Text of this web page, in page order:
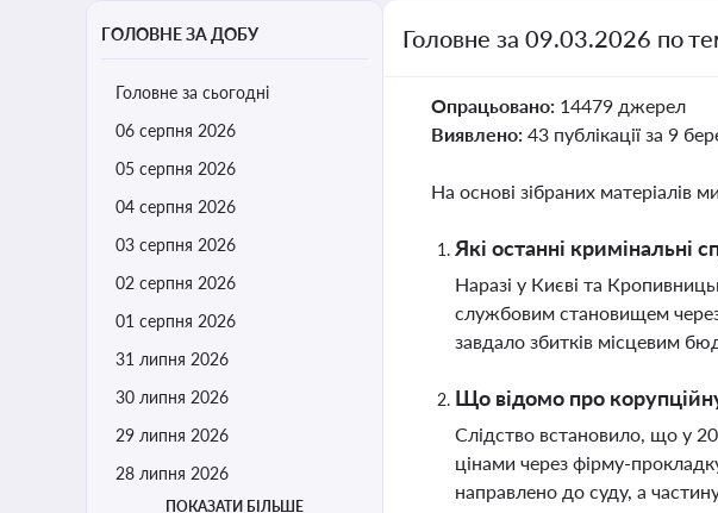
ГОЛОВНЕ ЗА ДОБУ
Головне за сьогодні
06 серпня 2026
05 серпня 2026
04 серпня 2026
03 серпня 2026
02 серпня 2026
01 серпня 2026
31 липня 2026
30 липня 2026
29 липня 2026
28 липня 2026
ПОКАЗАТИ БІЛЬШЕ
Головне за 09.03.2026 по
Опрацьовано: 14479 джерел
Виявлено: 43 публікації за 9
На основі зібраних матеріалів
Які останні кримінальні
Наразі у Києві та
службовим становищем через
завдало збитків місцевим
Що відомо про
Слідство встановило, що у
цінами через фірму-
направлено до суду, а